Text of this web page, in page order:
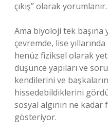
çıkış” olarak yorumlanır.
Ama biyoloji tek başına
çevremde, lise yıllarında
henüz fiziksel olarak
düşünce yapıları ve
kendilerini ve
hissedebildiklerini
sosyal algının ne kadar
gösteriyor.